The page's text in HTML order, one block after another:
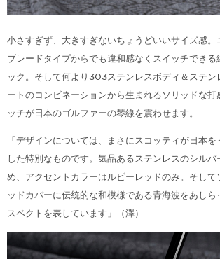
小さすぎず、大きすぎないちょうどいいサイズ感
ブレードタイプからでも違和感なくスイッチできる
ック。そして何より303ステンレスボディ＆ステン
ートのコンビネーションから生まれるソリッドな打
ッチが日本のゴルファーの琴線を震わせます。
「デザインについては、まさにスコッティが日本
した特別なものです。気品あるステンレスのシル
め、アクセントカラーはルビーレッドのみ。そして
ッドカバーに伝統的な和模様である青海波をあしら
スペクトを表しています」（澤）